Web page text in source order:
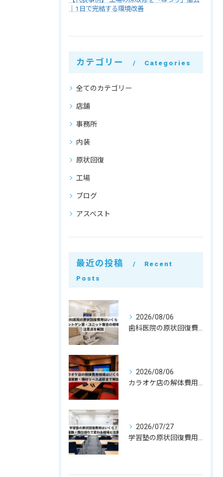
｜1日で完結する環境改善
カテゴリー Categories
全てのカテゴリー
店舗
事務所
内装
原状回復
工場
ブログ
アスベスト
最近の投稿
Recent
Posts
2026/08/06
2026/08/06
2026/07/27